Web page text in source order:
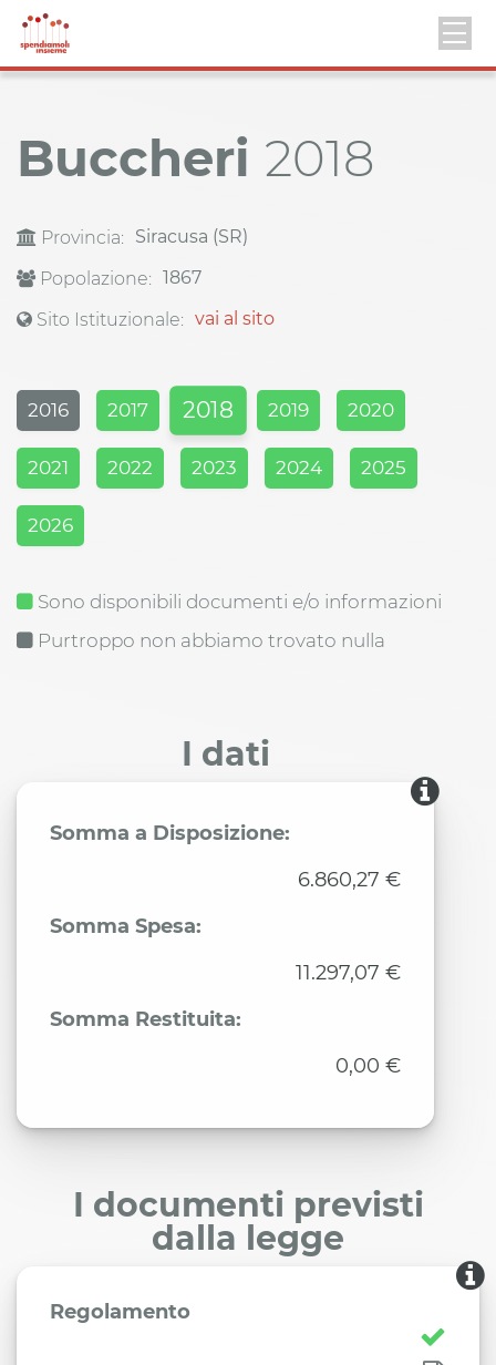
Buccheri 2018
Provincia:
Siracusa (SR)
Popolazione: 1867
Sito Istituzionale: vai al sito
2016 2017 2018 2019 2020
2021 2022 2023 2024 2025
2026
Sono disponibili documenti e/o informazioni
Purtroppo non abbiamo trovato nulla
I dati
Somma a Disposizione:
6.860,27 €
Somma Spesa:
11.297,07 €
Somma Restituita:
0,00 €
I documenti previsti
dalla legge
Regolamento